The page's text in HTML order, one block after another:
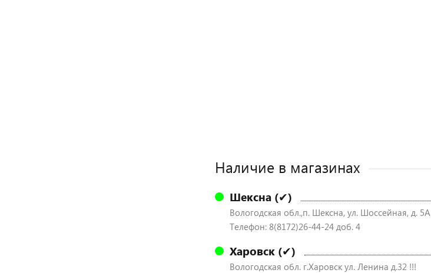
Наличие в магазинах
Шексна (✔)
Вологодская обл.,п. Шексна, ул. Шоссейная, д. 5А
Телефон: 8(8172)26-44-24 доб. 4
Харовск (✔)
Вологодская обл. г.Харовск ул. Ленина д.32 !!!